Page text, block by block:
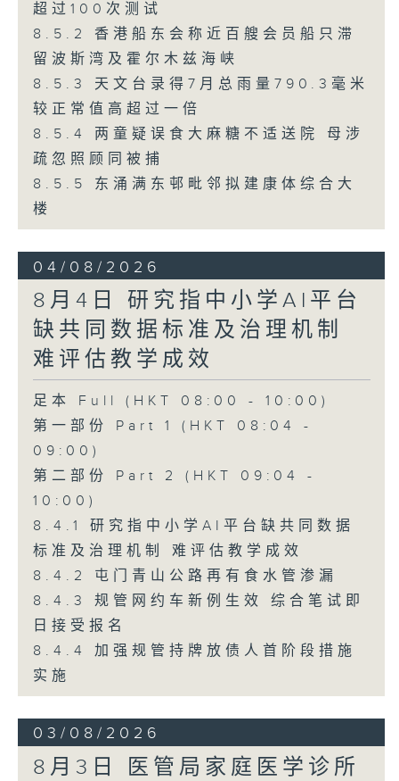
超过100次测试
8.5.2 香港船东会称近百艘会员船只滞
留波斯湾及霍尔木兹海峡
8.5.3 天文台录得7月总雨量790.3毫米
较正常值高超过一倍
8.5.4 两童疑误食大麻糖不适送院 母涉
疏忽照顾同被捕
8.5.5 东涌满东邨毗邻拟建康体综合大
楼
04/08/2026
8月4日 研究指中小学AI平台
缺共同数据标准及治理机制
难评估教学成效
足本 Full (HKT 08:00 - 10:00)
第一部份 Part 1 (HKT 08:04 -
09:00)
第二部份 Part 2 (HKT 09:04 -
10:00)
8.4.1 研究指中小学AI平台缺共同数据
标准及治理机制 难评估教学成效
8.4.2 屯门青山公路再有食水管渗漏
8.4.3 规管网约车新例生效 综合笔试即
日接受报名
8.4.4 加强规管持牌放债人首阶段措施
实施
03/08/2026
8月3日 医管局家庭医学诊所